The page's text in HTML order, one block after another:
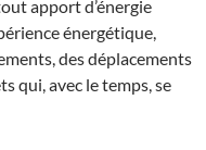
apport d’énergie
énergétique,
des déplacements
qui, avec le temps, se